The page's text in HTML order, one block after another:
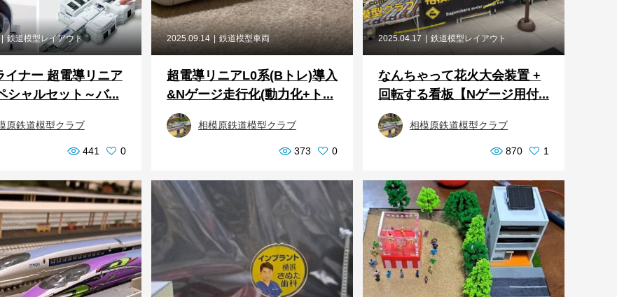
鉄道模型レイアウト
イナー 超電導リニア
シャルセット～バ...
原鉄道模型クラブ
441 0
2025.09.14 鉄道模型車両
超電導リニアL0系(Bトレ)導入
&Nゲージ走行化(動力化+ト...
相模原鉄道模型クラブ
373 0
2025.04.17 鉄道模型レイアウト
なんちゃって花火大会装置 +
回転する看板【Nゲージ用付...
相模原鉄道模型クラブ
870 1